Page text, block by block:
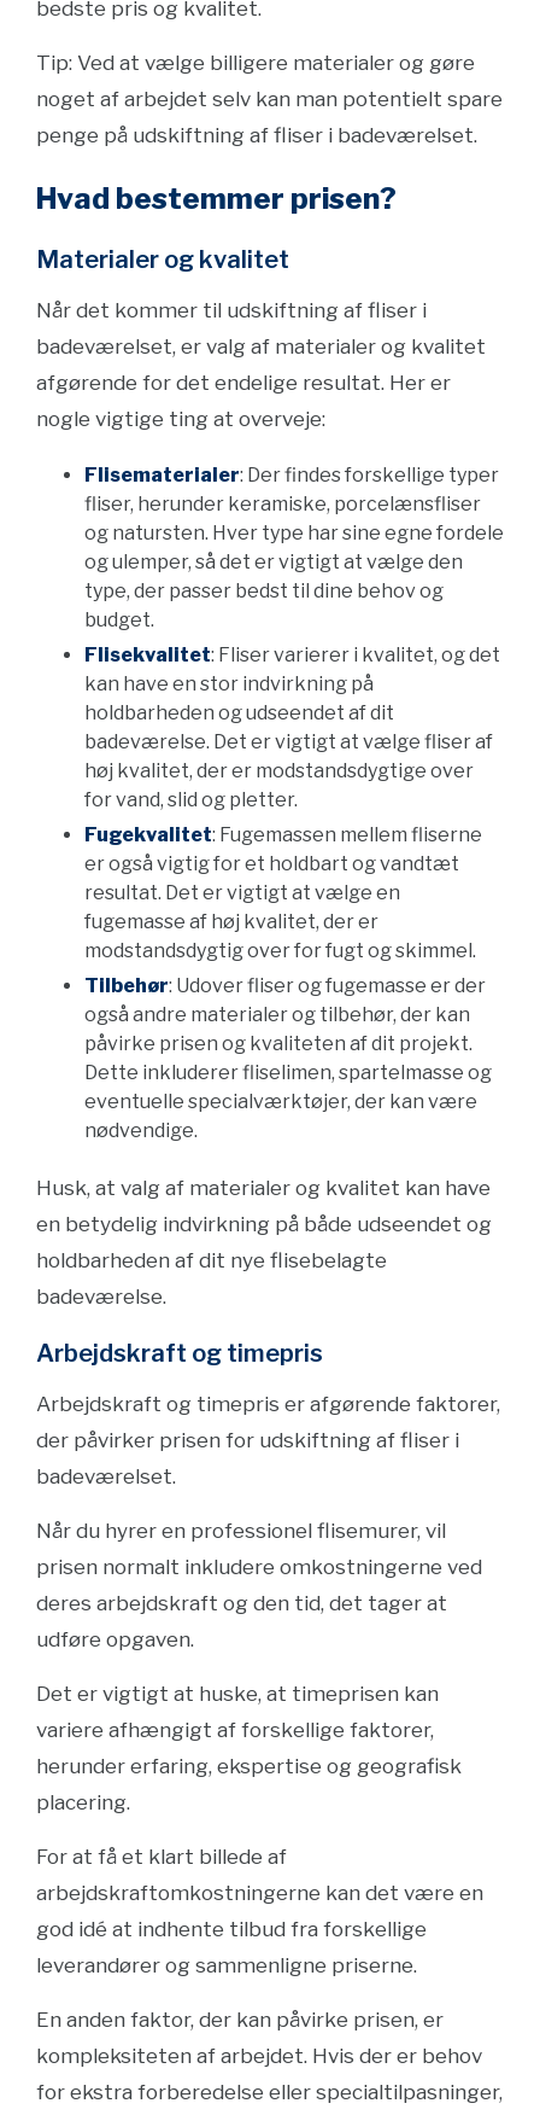
bedste pris og kvalitet.
Tip: Ved at vælge billigere materialer og gøre
noget af arbejdet selv kan man potentielt spare
penge på udskiftning af fliser i badeværelset.
Hvad bestemmer prisen?
Materialer og kvalitet
Når det kommer til udskiftning af fliser i
badeværelset, er valg af materialer og kvalitet
afgørende for det endelige resultat. Her er
nogle vigtige ting at overveje:
Flisematerialer: Der findes forskellige typer
fliser, herunder keramiske, porcelænsfliser
og natursten. Hver type har sine egne fordele
og ulemper, så det er vigtigt at vælge den
type, der passer bedst til dine behov og
budget.
Flisekvalitet: Fliser varierer i kvalitet, og det
kan have en stor indvirkning på
holdbarheden og udseendet af dit
badeværelse. Det er vigtigt at vælge fliser af
høj kvalitet, der er modstandsdygtige over
for vand, slid og pletter.
Fugekvalitet: Fugemassen mellem fliserne
er også vigtig for et holdbart og vandtæt
resultat. Det er vigtigt at vælge en
fugemasse af høj kvalitet, der er
modstandsdygtig over for fugt og skimmel.
Tilbehør: Udover fliser og fugemasse er der
også andre materialer og tilbehør, der kan
påvirke prisen og kvaliteten af dit projekt.
Dette inkluderer fliselimen, spartelmasse og
eventuelle specialværktøjer, der kan være
nødvendige.
Husk, at valg af materialer og kvalitet kan have
en betydelig indvirkning på både udseendet og
holdbarheden af dit nye flisebelagte
badeværelse.
Arbejdskraft og timepris
Arbejdskraft og timepris er afgørende faktorer,
der påvirker prisen for udskiftning af fliser i
badeværelset.
Når du hyrer en professionel flisemurer, vil
prisen normalt inkludere omkostningerne ved
deres arbejdskraft og den tid, det tager at
udføre opgaven.
Det er vigtigt at huske, at timeprisen kan
variere afhængigt af forskellige faktorer,
herunder erfaring, ekspertise og geografisk
placering.
For at få et klart billede af
arbejdskraftomkostningerne kan det være en
god idé at indhente tilbud fra forskellige
leverandører og sammenligne priserne.
En anden faktor, der kan påvirke prisen, er
kompleksiteten af arbejdet. Hvis der er behov
for ekstra forberedelse eller specialtilpasninger,